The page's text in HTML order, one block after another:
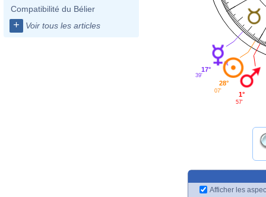
Compatibilité du Bélier
+ Voir tous les articles
17°
39'
28°
07'
1°
57'
Afficher les